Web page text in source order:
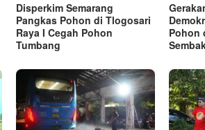
Disperkim Semarang
Pangkas Pohon di Tlogosari
Raya I Cegah Pohon
Tumbang
Pohon